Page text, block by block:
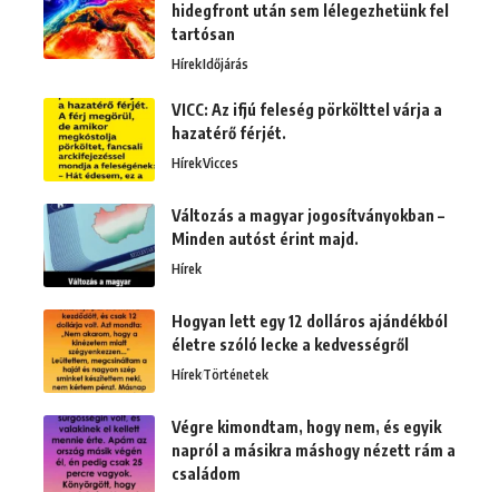
hidegfront után sem lélegezhetünk fel
tartósan
HírekIdőjárás
VICC: Az ifjú feleség pörkölttel várja a
hazatérő férjét.
HírekVicces
Változás a magyar jogosítványokban –
Minden autóst érint majd.
Hírek
Hogyan lett egy 12 dolláros ajándékból
életre szóló lecke a kedvességről
HírekTörténetek
Végre kimondtam, hogy nem, és egyik
napról a másikra máshogy nézett rám a
családom